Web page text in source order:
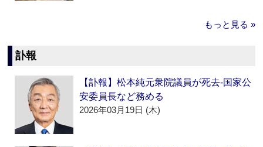
もっと見る »
訃報
【訃報】松本純元衆院議員が死去‐国家公
安委員長など務める
2026年03月19日 (木)